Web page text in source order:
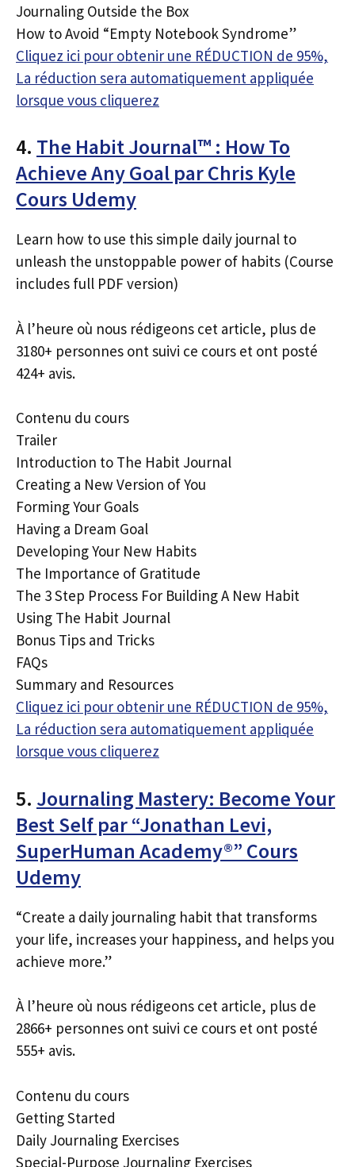
Journaling Outside the Box
How to Avoid “Empty Notebook Syndrome”
Cliquez ici pour obtenir une RÉDUCTION de 95%,
La réduction sera automatiquement appliquée
lorsque vous cliquerez
4. The Habit Journal™ : How To
Achieve Any Goal par Chris Kyle
Cours Udemy
Learn how to use this simple daily journal to
unleash the unstoppable power of habits (Course
includes full PDF version)
À l’heure où nous rédigeons cet article, plus de
3180+ personnes ont suivi ce cours et ont posté
424+ avis.
Contenu du cours
Trailer
Introduction to The Habit Journal
Creating a New Version of You
Forming Your Goals
Having a Dream Goal
Developing Your New Habits
The Importance of Gratitude
The 3 Step Process For Building A New Habit
Using The Habit Journal
Bonus Tips and Tricks
FAQs
Summary and Resources
Cliquez ici pour obtenir une RÉDUCTION de 95%,
La réduction sera automatiquement appliquée
lorsque vous cliquerez
5. Journaling Mastery: Become Your
Best Self par “Jonathan Levi,
SuperHuman Academy®” Cours
Udemy
“Create a daily journaling habit that transforms
your life, increases your happiness, and helps you
achieve more.”
À l’heure où nous rédigeons cet article, plus de
2866+ personnes ont suivi ce cours et ont posté
555+ avis.
Contenu du cours
Getting Started
Daily Journaling Exercises
Special-Purpose Journaling Exercises